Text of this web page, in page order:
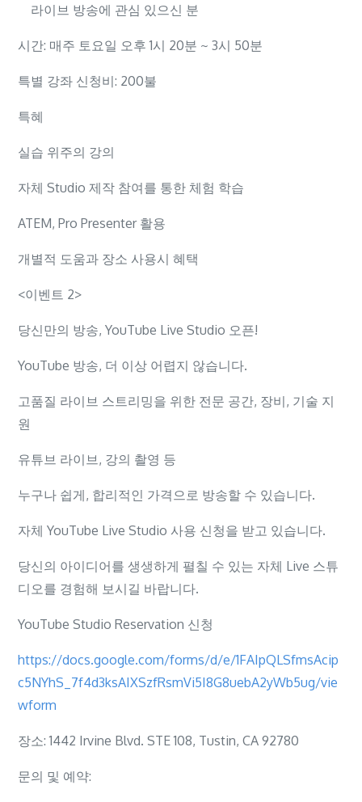
라이브 방송에 관심 있으신 분
시간: 매주 토요일 오후 1시 20분 ~ 3시 50분
특별 강좌 신청비: 200불
특혜
실습 위주의 강의
자체 Studio 제작 참여를 통한 체험 학습
ATEM, Pro Presenter 활용
개별적 도움과 장소 사용시 혜택
<이벤트 2>
당신만의 방송, YouTube Live Studio 오픈!
YouTube 방송, 더 이상 어렵지 않습니다.
고품질 라이브 스트리밍을 위한 전문 공간, 장비, 기술 지
원
유튜브 라이브, 강의 촬영 등
누구나 쉽게, 합리적인 가격으로 방송할 수 있습니다.
자체 YouTube Live Studio 사용 신청을 받고 있습니다.
당신의 아이디어를 생생하게 펼칠 수 있는 자체 Live 스튜
디오를 경험해 보시길 바랍니다.
YouTube Studio Reservation 신청
https://docs.google.com/forms/d/e/1FAIpQLSfmsAcip
c5NYhS_7f4d3ksAIXSzfRsmVi5I8G8uebA2yWb5ug/vie
wform
장소: 1442 Irvine Blvd. STE 108, Tustin, CA 92780
문의 및 예약: